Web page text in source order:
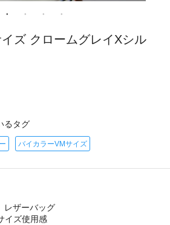
ズ クロームグレイXシル
るタグ
バイカラーVMサイズ
ザーバッグ
イズ使用感